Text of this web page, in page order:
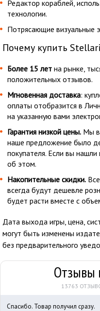
Редактор кораблей,
технологии.
Потрясающие визуальные
Почему купить
Более 15 лет на рынке,
положительных отзывов.
Мгновенная доставка:
оплаты отобразится в
на указанную вами
Гарантия низкой цены. Мы
наше предложение было
покупателя. Если вы
об этом.
Накопительные скидки.
всегда будут дешевле
будет расти вместе с
Дата выхода игры, цена,
могут быть изменены
без предварительного
Отзывы
13763
Спасибо. Товар получил сразу.